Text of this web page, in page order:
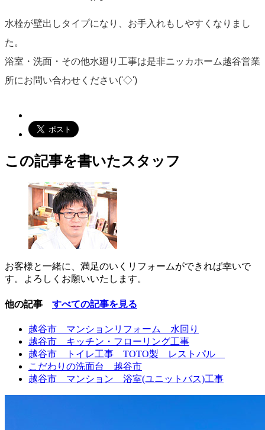
水栓が壁出しタイプになり、お手入れもしやすくなりまし
た。
浴室・洗面・その他水廻り工事は是非ニッカホーム越谷営業
所にお問い合わせください('◇')ゞ
この記事を書いたスタッフ
お客様と一緒に、満足のいくリフォームができれば幸いで
す。よろしくお願いいたします。
他の記事 すべての記事を見る
越谷市 マンションリフォーム 水回り
越谷市 キッチン・フローリング工事
越谷市 トイレ工事 TOTO製 レストパル
こだわりの洗面台 越谷市
越谷市 マンション 浴室(ユニットバス)工事